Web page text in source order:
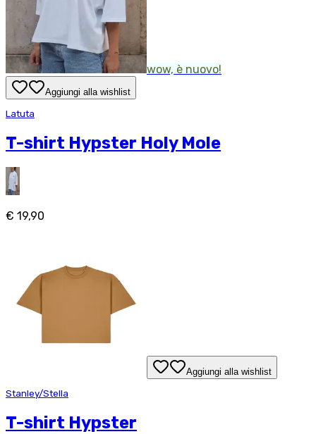
wow, è nuovo!
Aggiungi alla wishlist
Latuta
T-shirt Hypster Holy Mole
€ 19,90
Aggiungi alla wishlist
Stanley/Stella
T-shirt Hypster